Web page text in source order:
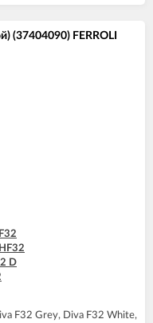
F32
F37
LN C24
LN C32
(37404090) FERROLI
D
F32
F32 Grey, Diva F32 White,